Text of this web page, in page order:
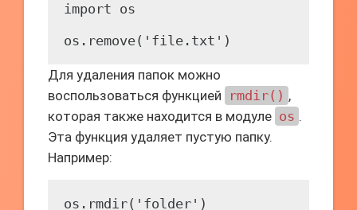
import os
Для удаления папок можно
воспользоваться функцией
rmdir() ,
которая также находится в модуле os .
Эта функция удаляет пустую папку.
Например: